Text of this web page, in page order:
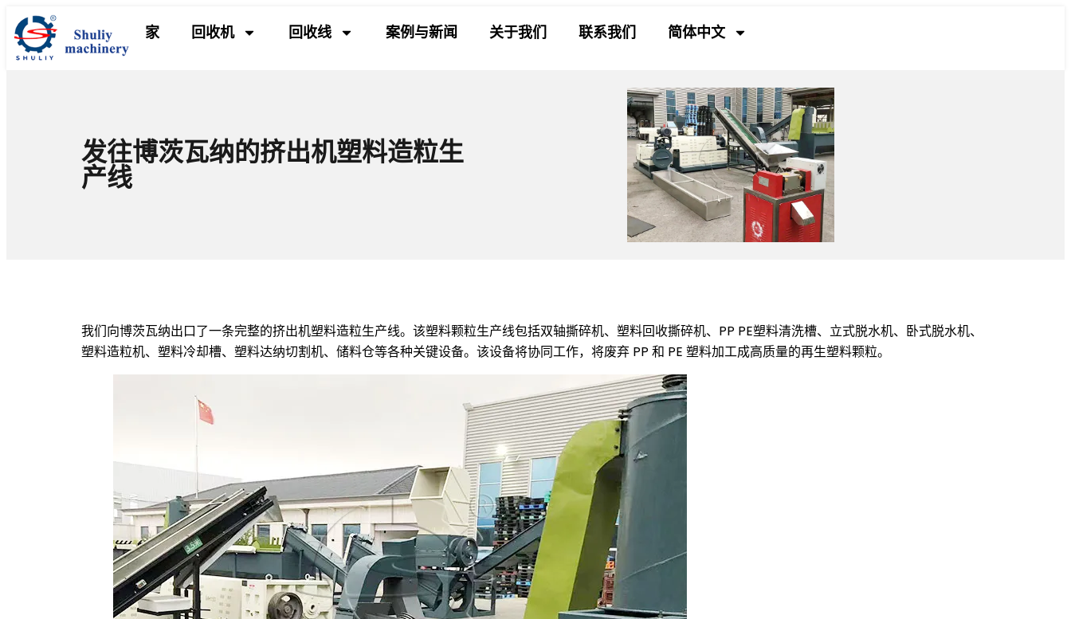
家 回收机 回收线 案例与新闻 关于我们 联系我们 简体中文
发往博茨瓦纳的挤出机塑料造粒生
产线
我们向博茨瓦纳出口了一条完整的挤出机塑料造粒生产线。该塑料颗粒生产线包括双轴撕碎机、塑料回收撕碎机、PP PE塑料清洗槽、立式脱水机、卧式脱水机、
塑料造粒机、塑料冷却槽、塑料达纳切割机、储料仓等各种关键设备。该设备将协同工作，将废弃 PP 和 PE 塑料加工成高质量的再生塑料颗粒。